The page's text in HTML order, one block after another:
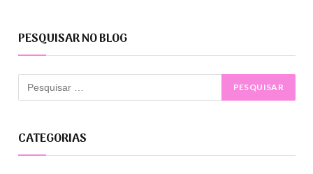
PESQUISAR NO BLOG
CATEGORIAS